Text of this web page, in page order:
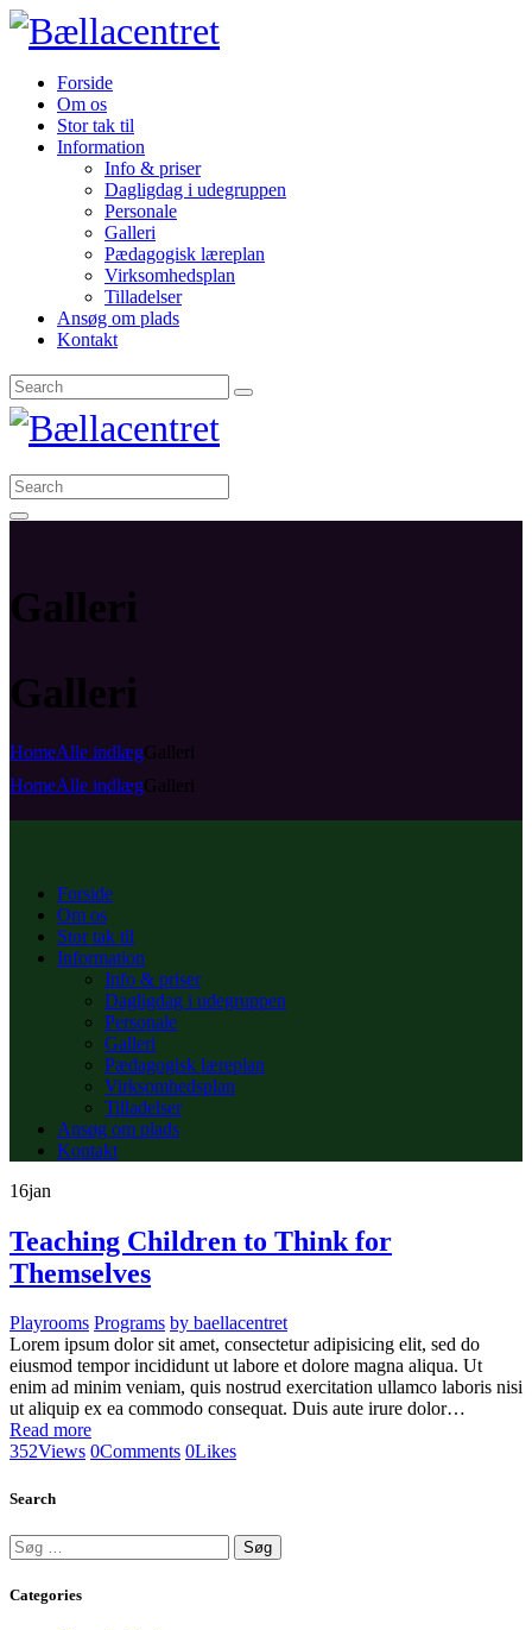
Forside
Om os
Stor tak til
Information
Info & priser
Dagligdag i udegruppen
Personale
Galleri
Pædagogisk læreplan
Virksomhedsplan
Tilladelser
Ansøg om plads
Kontakt
Galleri
Galleri
HomeAlle indlægGalleri
HomeAlle indlægGalleri
Forside
Om os
Stor tak til
Information
Info & priser
Dagligdag i udegruppen
Personale
Galleri
Pædagogisk læreplan
Virksomhedsplan
Tilladelser
Ansøg om plads
Kontakt
16jan
Teaching Children to Think for
Themselves
Playrooms Programs by baellacentret
Lorem ipsum dolor sit amet, consectetur adipisicing elit, sed do
eiusmod tempor incididunt ut labore et dolore magna aliqua. Ut
enim ad minim veniam, quis nostrud exercitation ullamco laboris nisi
ut aliquip ex ea commodo consequat. Duis aute irure dolor…
Read more
352Views 0Comments 0Likes
Search
Søg
efter:
Categories